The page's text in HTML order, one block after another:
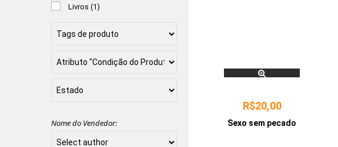
R$20,00
Sexo sem pecado
Livros (1)
Nome do Vendedor: